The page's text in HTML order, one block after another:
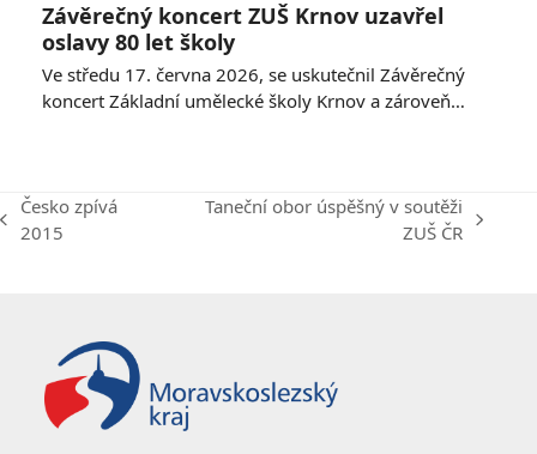
Závěrečný koncert ZUŠ Krnov uzavřel
oslavy 80 let školy
Ve středu 17. června 2026, se uskutečnil Závěrečný
koncert Základní umělecké školy Krnov a zároveň…
previous
Česko zpívá
2015
Taneční obor úspěšný v soutěži
ZUŠ ČR